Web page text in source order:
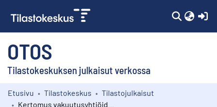
OTOS
Tilastokeskuksen julkaisut verkossa
Kokoelmat
Etusivu Tilastokeskus
Tilastojulkaisut